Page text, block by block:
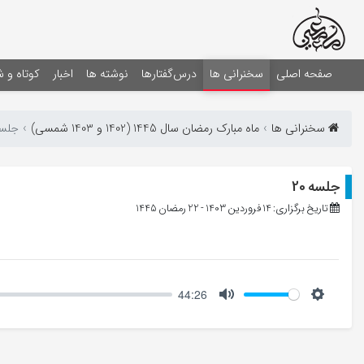
صفحه اصلی سخنرانی ها درس‌گفتارها نوشته ها اخبار کوتاه و
سخنرانی ها ماه مبارک رمضان سال 1445 (1402 و 1403 شمسی)
جلسه 20
تاریخ برگزاری: 14 فروردین 1403 - 22 رمضان 1445
44:26